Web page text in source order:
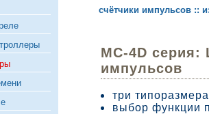
счётчики импульсов ::
MC-4D
импульсов
три типоразмера
выбор функции